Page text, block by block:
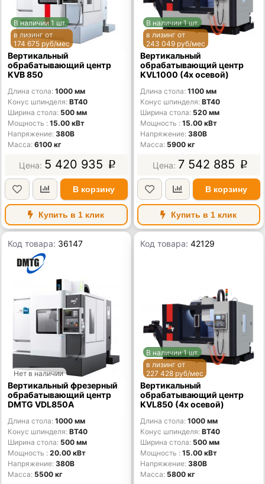
В наличии 1 шт.
в лизинг от
174 675 руб/мес
Вертикальный
обрабатывающий центр
KVB 850
Длина стола 1000 мм
Конус шпинделя BT40
Ширина стола 500 мм
Мощность
15.00 кВт
Напряжение 380В
Масса 6100 кг
5 420 935 p
В корзину
Купить в 1 клик
В наличии 1 шт.
в лизинг от
243 049 руб/мес
Вертикальный
обрабатывающий центр
KVL1000 (4х осевой)
Длина стола 1100 мм
Конус шпинделя BT40
Ширина стола 520 мм
Мощность
15.00 кВт
Напряжение 380В
Масса 5900 кг
7 542 885 p
В корзину
Купить в 1 клик
Код товара: 36147
Нет в наличии
Вертикальный фрезерный
обрабатывающий центр
DMTG VDL850A
Длина стола 1000 мм
Конус шпинделя BT40
Ширина стола 500 мм
Мощность
20.00 кВт
Напряжение 380В
Масса 5500 кг
Код товара:42129
В наличии 1 шт.
в лизинг от
227 428 руб/мес
Вертикальный
обрабатывающий центр
KVL850 (4х осевой)
Длина стола 1000 мм
Конус шпинделя BT40
Ширина стола 500 мм
Мощность
15.00 кВт
Напряжение 380В
Масса 5800 кг